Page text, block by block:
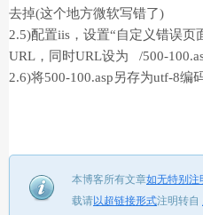
去掉(这个地方微软写错了)
2.5)配置iis，设置“自定义错误页
URL，同时URL设为 /500-
2.6)将500-100.asp另存为utf-8编
本博客所有文章如无特别注
载请以超链接形式注明转自